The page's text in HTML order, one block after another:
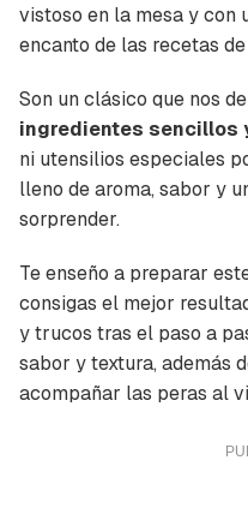
vistoso en la mesa y con
encanto de las recetas
Son un clásico que nos
ingredientes sencillos
ni utensilios especiales
lleno de aroma, sabor y
sorprender.
Te enseño a preparar
consigas el mejor
y trucos tras el paso a
sabor y textura, además
acompañar las peras al